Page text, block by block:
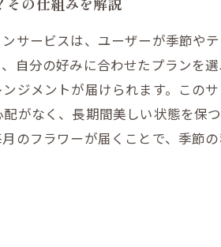
サービスは、ユーザーが季節や
自分の好みに合わせたプランを
ジメントが届けられます。この
がなく、長期間美しい状態を保
のフラワーが届くことで、季節